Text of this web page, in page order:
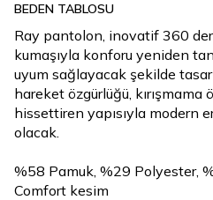
BEDEN TABLOSU
Ray pantolon, inovatif 360
kumaşıyla konforu yeniden
uyum sağlayacak şekilde
hareket özgürlüğü,
hissettiren yapısıyla modern
olacak.
%58 Pamuk, %29 Polyester,
Comfort kesim